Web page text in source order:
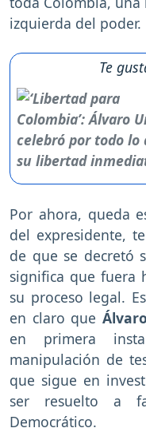
izquierda del poder.
Te
Por ahora, queda
del expresidente,
de que se decretó
significa que fuera
su proceso legal.
en claro que
en primera
manipulación de
que sigue en
ser resuelto a
Democrático.